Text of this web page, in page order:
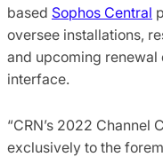
based Sophos Central
oversee installations,
and upcoming renewal
interface.
“CRN’s 2022 Channel
exclusively to the